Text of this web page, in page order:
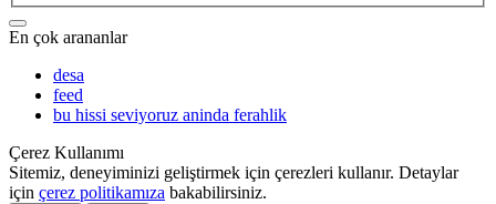
En çok arananlar
desa
feed
bu hissi seviyoruz aninda ferahlik
Çerez Kullanımı
Sitemiz, deneyiminizi geliştirmek için çerezleri kullanır. Detaylar
için çerez politikamıza bakabilirsiniz.